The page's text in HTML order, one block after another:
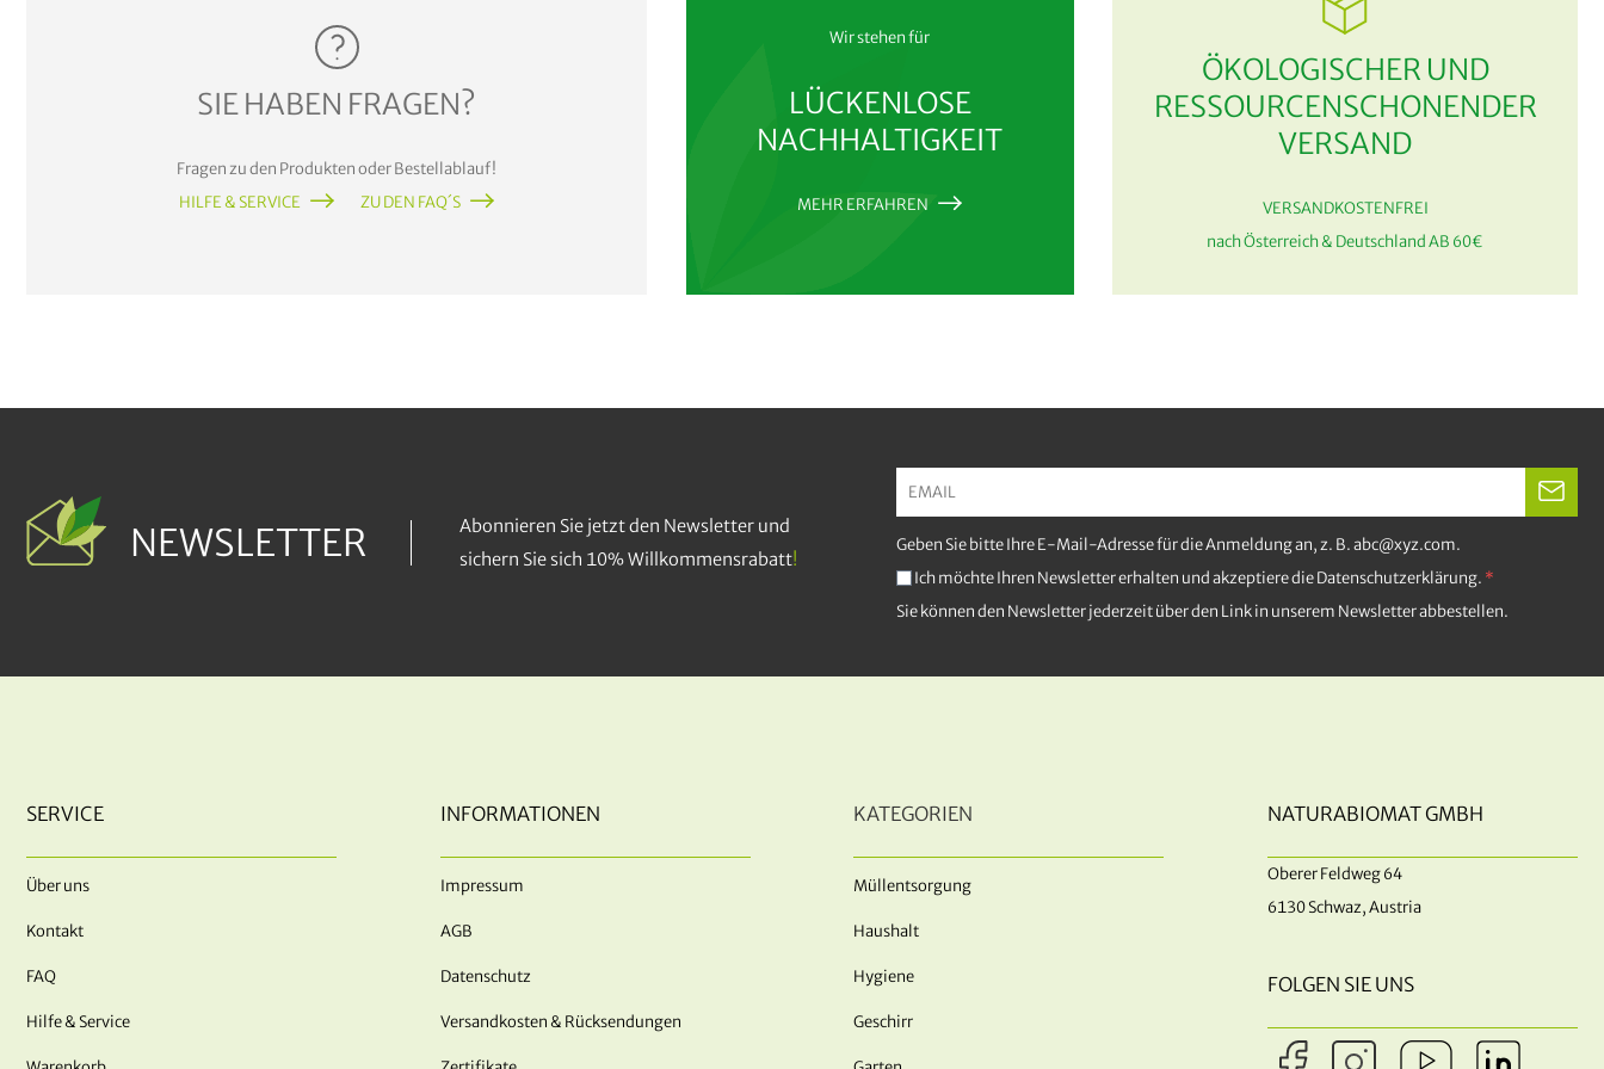
SIE HABEN FRAGEN?
Fragen zu den Produkten oder Bestellablauf!
HILFE & SERVICE
ZU DEN FAQ´S
Wir stehen für
LÜCKENLOSE
NACHHALTIGKEIT
MEHR ERFAHREN
ÖKOLOGISCHER UND
RESSOURCENSCHONENDER
VERSAND
VERSANDKOSTENFREI
nach Österreich & Deutschland AB 60€
NEWSLETTER
Abonnieren Sie jetzt den Newsletter und
sichern Sie sich 10% Willkommensrabatt!
Geben Sie bitte Ihre E-Mail-Adresse für die Anmeldung an, z. B. abc@xyz.com.
Ich möchte Ihren Newsletter erhalten und akzeptiere die Datenschutzerklärung.
Sie können den Newsletter jederzeit über den Link in unserem Newsletter abbestellen.
SERVICE
Über uns
Kontakt
FAQ
Hilfe & Service
INFORMATIONEN
Impressum
AGB
Datenschutz
Versandkosten & Rücksendungen
KATEGORIEN
Müllentsorgung
Haushalt
Hygiene
Geschirr
NATURABIOMAT GMBH
Oberer Feldweg 64
6130 Schwaz, Austria
FOLGEN SIE UNS